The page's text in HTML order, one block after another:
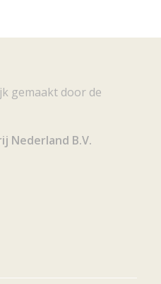
gemaakt door de
Nederland B.V.